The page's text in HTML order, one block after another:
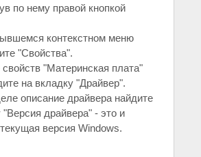
по нему правой кнопкой
контекстном меню
"Свойства".
свойств "Материнская плата"
на вкладку "Драйвер".
описание драйвера найдите
"Версия драйвера" - это и
версия Windows.